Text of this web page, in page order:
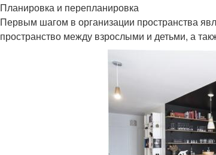
Планировка и перепланировка
Первым шагом в организации пространства
пространство между взрослыми и детьми, а